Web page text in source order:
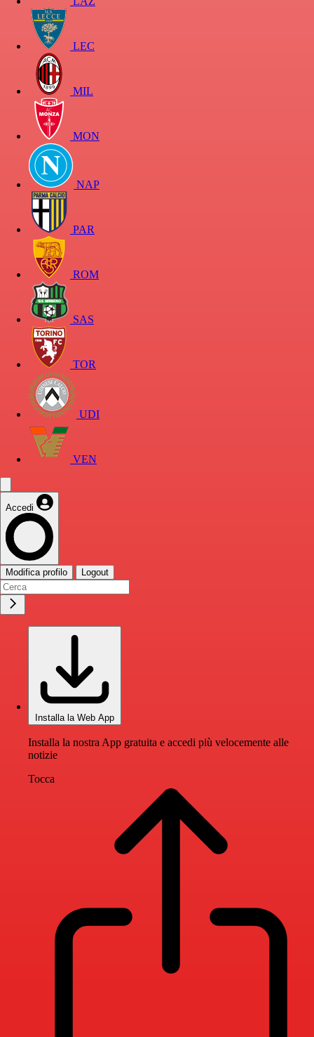
LEC
MIL
MON
NAP
PAR
ROM
SAS
TOR
UDI
VEN
Accedi
Modifica profilo Logout
Installa la Web App
Installa la nostra App gratuita e accedi più velocemente alle
notizie
Tocca